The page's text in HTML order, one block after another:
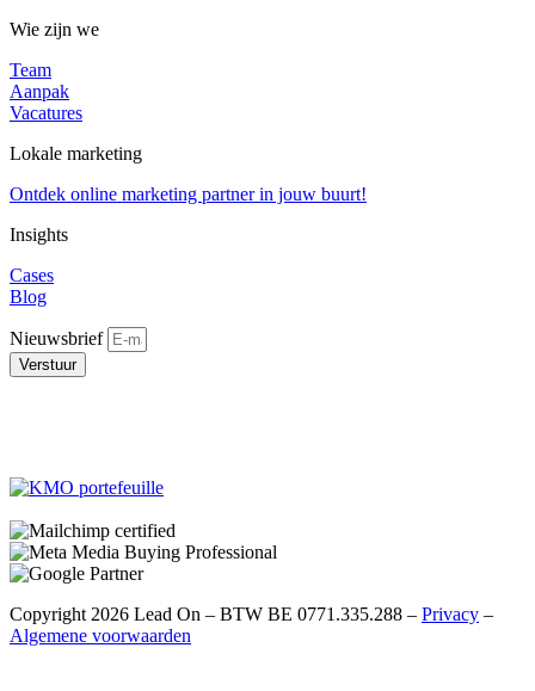
Wie zijn we
Team
Aanpak
Vacatures
Lokale marketing
Ontdek online marketing partner in jouw buurt!
Insights
Cases
Blog
Nieuwsbrief
Verstuur
Copyright 2026 Lead On – BTW BE 0771.335.288 – Privacy –
Algemene voorwaarden